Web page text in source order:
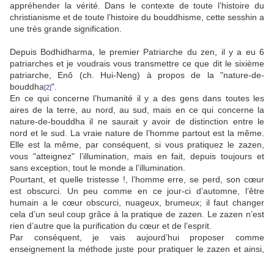
appréhender la vérité. Dans le contexte de toute l’histoire du
christianisme et de toute l’histoire du bouddhisme, cette sesshin a
une très grande signification
Depuis Bodhidharma, le premier Patriarche du zen, il y a eu 6
patriarches et je voudrais vous transmettre ce que dit le sixième
patriarche, Enô (ch. Hui-Neng) à propos de la "nature-de-
bouddha[2]".
En ce qui concerne l’humanité il y a des gens dans toutes les
aires de la terre, au nord, au sud, mais en ce qui concerne la
nature-de-bouddha il ne saurait y avoir de distinction entre le
nord et le sud. La vraie nature de l’homme partout est la même.
Elle est la même, par conséquent, si vous pratiquez le zazen,
vous "atteignez" l’illumination, mais en fait, depuis toujours et
sans exception, tout le monde a l’illumination.
Pourtant, et quelle tristesse !, l’homme erre, se perd, son cœur
est obscurci. Un peu comme en ce jour-ci d’automne, l’être
humain a le cœur obscurci, nuageux, brumeux; il faut changer
cela d’un seul coup grâce à la pratique de zazen. Le zazen n’est
rien d’autre que la purification du cœur et de l’esprit.
Par conséquent, je vais aujourd’hui proposer comme
enseignement la méthode juste pour pratiquer le zazen et ainsi,